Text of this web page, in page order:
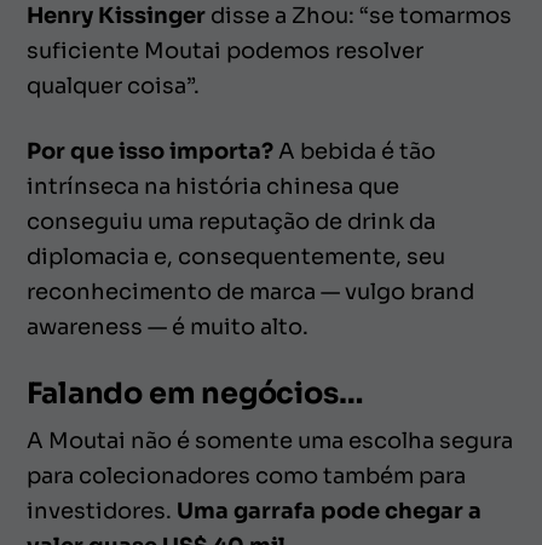
Henry Kissinger disse a Zhou: “se tomarmos
suficiente Moutai podemos resolver
qualquer coisa”.
Por que isso importa?A bebida é tão
intrínseca na história chinesa que
conseguiu uma reputação de drink da
diplomacia e, consequentemente, seu
reconhecimento de marca — vulgo brand
awareness — é muito alto.
Falando em negócios…
A Moutai não é somente uma escolha segura
para colecionadores como também para
investidores. Uma garrafa pode chegar a